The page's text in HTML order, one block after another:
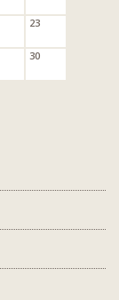
23
30